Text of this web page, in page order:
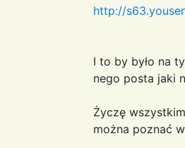
http://
I to by było na
nego posta jaki
Życzę
można poznać